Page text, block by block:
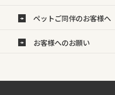
ペットご同伴のお客様へ
お客様へのお願い